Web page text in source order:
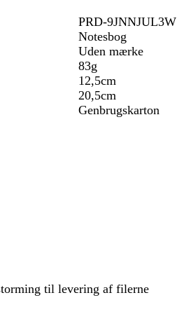
PRD-9JNNJUL3W
Notesbog
Uden mærke
83g
12,5cm
20,5cm
Genbrugskarton
til levering af filerne